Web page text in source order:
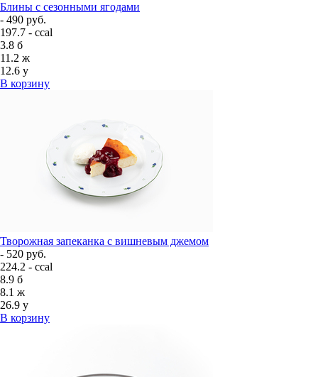
Блины с сезонными ягодами
- 490 руб.
197.7 - ccal
3.8 б
11.2 ж
12.6 у
В корзину
Творожная запеканка с вишневым джемом
- 520 руб.
224.2 - ccal
8.9 б
8.1 ж
26.9 у
В корзину